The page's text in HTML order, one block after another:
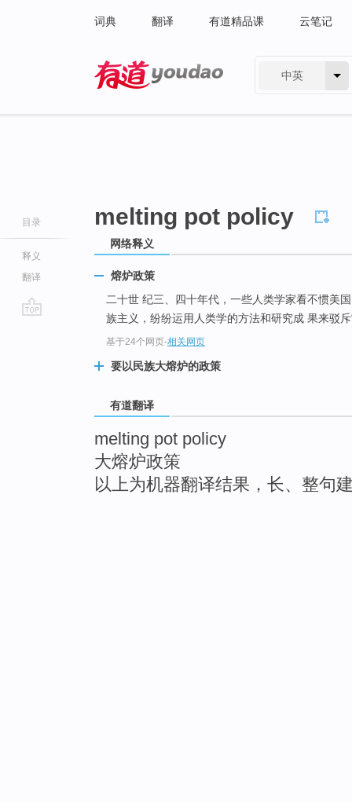
词典 翻译 有道精品课 云笔记
中英
目录
释义
翻译
melting pot policy
网络释义
熔炉政策
二十世 纪三、四十年代，一些人类学家看不惯美
族主义，纷纷运用人类学的方法和研究成 果来驳
基于24个网页-相关网页
要以民族大熔炉的政策
有道翻译
melting pot policy
大熔炉政策
以上为机器翻译结果，长、整句